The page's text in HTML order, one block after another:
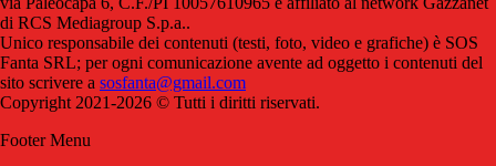
di RCS Mediagroup S.p.a..
Unico responsabile dei contenuti (testi, foto, video e grafiche) è SOS
Fanta SRL; per ogni comunicazione avente ad oggetto i contenuti del
sito scrivere a sosfanta@gmail.com
Copyright 2021-2026 © Tutti i diritti riservati.
Footer Menu